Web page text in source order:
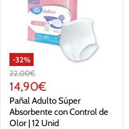
-32%
Precio
original
22,00€
Precio
actual
14,90€
Pañal Adulto Súper
Absorbente con Control de
Olor | 12 Unid